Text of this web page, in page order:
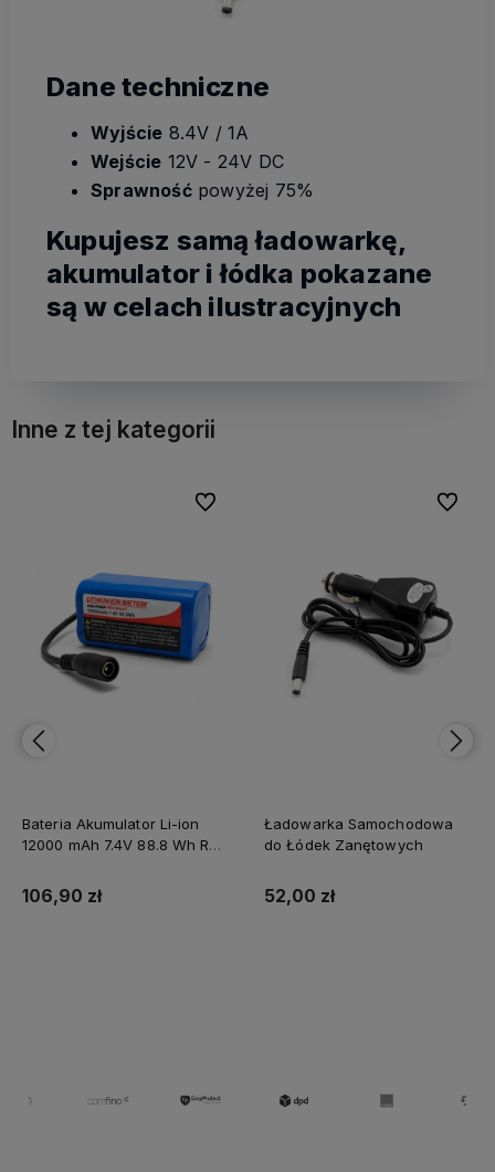
Dane techniczne
Wyjście 8.4V / 1A
Wejście 12V - 24V DC
Sprawnośćpowyżej 75%
Kupujesz samą ładowarkę,
akumulator i łódka pokazane
są w celach ilustracyjnych
Inne z tej kategorii
Akumulator Li-ion
mAh 7.4V 88.8 Wh RC
zł
Do ulubionych
Do ulubionych
Ładowarka Samochodowa
do Łódek Zanętowych
52,00 zł
Do ulubionych
Do ulubionych